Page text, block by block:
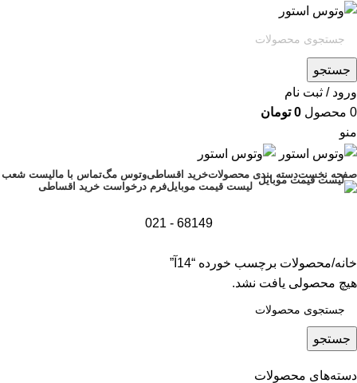
جستجو
ورود / ثبت نام
0 محصول 0 تومان
منو
صفحه نخستدسته بندی محصولاتخرید اقساطیوتوس مگتماس با مالیست شعب
لیست قیمت موبایلفرم درخواست خرید اقساطی
68149 - 021
دسته‌های محصولات
خانه محصولات برچسب خورده “14آ”
هیچ محصولی یافت نشد.
جستجو